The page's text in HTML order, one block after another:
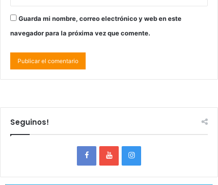
Guarda mi nombre, correo electrónico y web en este
navegador para la próxima vez que comente.
Seguinos!